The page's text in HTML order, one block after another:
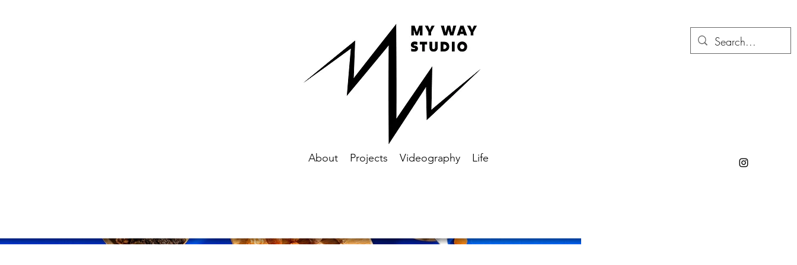
About Projects Videography Life